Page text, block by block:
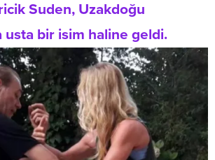
Suden, Uzakdoğu
usta bir isim haline geldi.